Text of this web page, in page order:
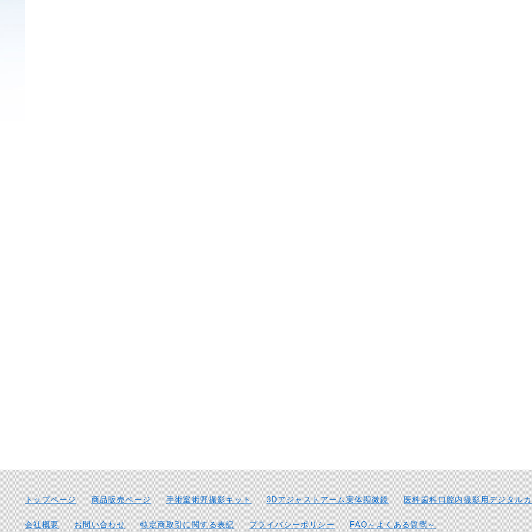
トップページ 商品販売ページ 手術室術野撮影キット 3Dアジャストアーム実体顕微鏡 医科歯科口腔内撮影用デジタル
会社概要 お問い合わせ 特定商取引に関する表記 プライバシーポリシー FAQ～よくある質問～